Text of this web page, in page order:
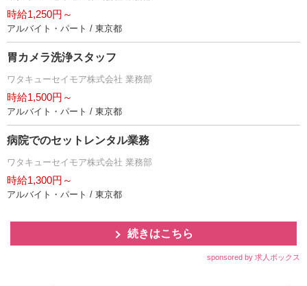
時給1,250円～
アルバイト・パート / 東京都
胃カメラ洗浄スタッフ
ワタキューセイモア株式会社 業務部
時給1,500円～
アルバイト・パート / 東京都
病院でのセットレンタル業務
ワタキューセイモア株式会社 業務部
時給1,300円～
アルバイト・パート / 東京都
続きはこちら
sponsored by 求人ボックス